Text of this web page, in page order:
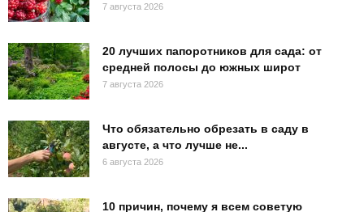
7 августа 2026
20 лучших папоротников для сада: от
средней полосы до южных широт
7 августа 2026
Что обязательно обрезать в саду в
августе, а что лучше не...
6 августа 2026
10 причин, почему я всем советую